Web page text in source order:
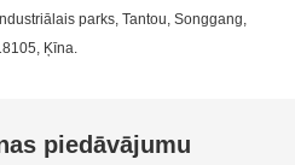
parks, Tantou, Songgang,
Ķīna.
piedāvājumu